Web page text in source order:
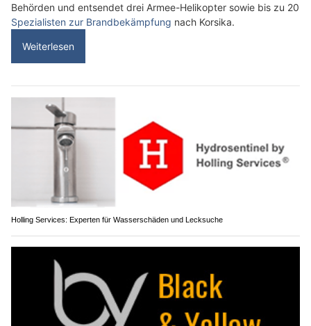
Behörden und entsendet drei Armee-Helikopter sowie bis zu 20
Spezialisten zur Brandbekämpfung nach Korsika.
Weiterlesen
Holling Services: Experten für Wasserschäden und Lecksuche